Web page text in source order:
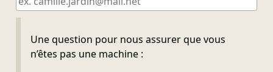
Une question pour nous assurer que vous
n’êtes pas une machine :
Ne pas remplir